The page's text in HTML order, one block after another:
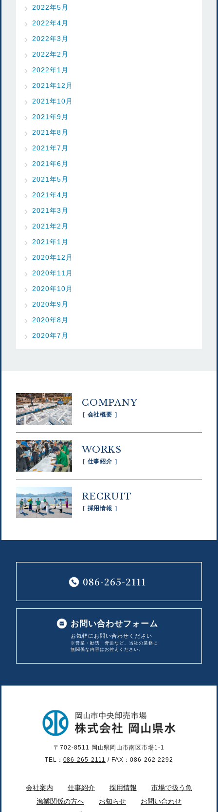
2022年5月
2022年4月
2022年3月
2022年2月
2022年1月
2021年12月
2021年10月
2021年9月
2021年8月
2021年7月
2021年6月
2021年5月
2021年4月
2021年3月
2021年2月
2021年1月
2020年12月
2020年11月
2020年10月
2020年9月
2020年8月
2020年7月
COMPANY
［ 会社概要 ］
WORKS
［ 仕事紹介 ］
RECRUIT
［ 採用情報 ］
086-265-2111
お問い合わせフォーム
お気軽にお問い合わせください
※営業・勧誘・脅迫など、当社の業務に
無関係な内容は お控えください。
〒702-8511 岡山県岡山市南区市場1-1
TEL： 086-265-2111 / FAX：086-262-2292
会社案内 仕事紹介 採用情報
市場で扱う魚
漁業関係の方へ
お知らせ
お問い合わせ